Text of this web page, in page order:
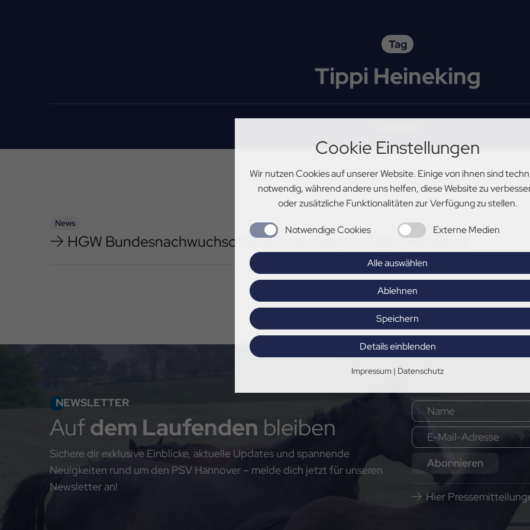
Cookie Einstellungen
Wir nutzen Cookies auf unserer Website. Einige von ihnen sind
notwendig, während andere uns helfen, diese Website zu
oder zusätzliche Funktionalitäten zur Verfügung zu stellen.
Notwendige Cookies Externe Medien
Alle auswählen
Ablehnen
Speichern
Details einblenden
Impressum | Datenschutz
Tag
Tippi Heineking
News
HGW Bundesnachwuchschampionat: Sieg für Tippi Heineking
NEWSLETTER
Aufdem Laufenden bleiben
Sichere dir exklusive Einblicke, aktuelle Updates und spannende
Neuigkeiten rund um den PSV Hannover – melde dich jetzt für unseren
Newsletter an!
Abonnieren
Hier